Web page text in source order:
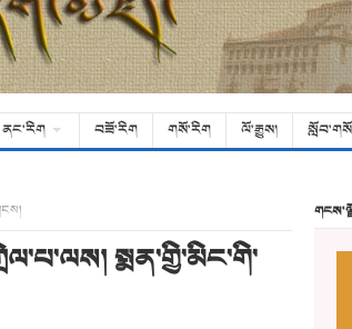
ནང་རིག བཟོ་རིག གསོ་རིག ལོ་རྒྱུས།
སྨན་གྱི་མིང་གི་